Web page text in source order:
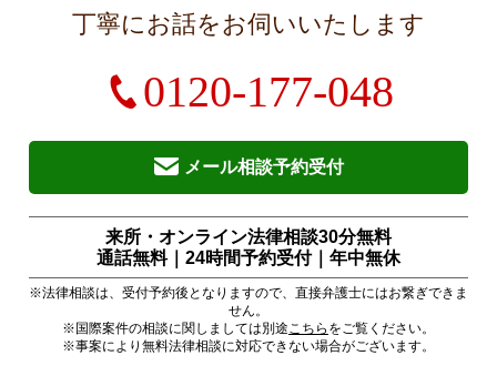
丁寧にお話をお伺いいたします
0120-177-048
メール相談予約受付
来所・オンライン法律相談30分無料
通話無料｜24時間予約受付｜ 年中無休
※法律相談は、受付予約後となりますので、直接弁護士にはお繋ぎできま
せん。
※国際案件の相談に関しましては別途こちら をご覧ください。
※事案により無料法律相談に対応できない場合がございます。